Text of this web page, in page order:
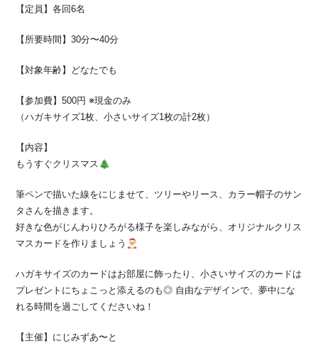
【定員】各回6名
【所要時間】30分〜40分
【対象年齢】どなたでも
【参加費】500円 ※現金のみ
（ハガキサイズ1枚、小さいサイズ1枚の計2枚）
【内容】
もうすぐクリスマス🎄
筆ペンで描いた線をにじませて、ツリーやリース、カラー帽子のサン
タさんを描きます。
好きな色がじんわりひろがる様子を楽しみながら、オリジナルクリス
マスカードを作りましょう🎅
ハガキサイズのカードはお部屋に飾ったり、小さいサイズのカードは
プレゼントにちょこっと添えるのも◎ 自由なデザインで、夢中にな
れる時間を過ごしてくださいね！
【主催】にじみずあ〜と